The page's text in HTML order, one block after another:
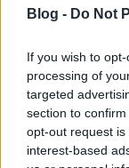
Blog - Do Not
If you wish to
processing of
targeted
section to
opt-out request
interest-based
gabors
8 éve
@Tsteinar:
ennyi. "